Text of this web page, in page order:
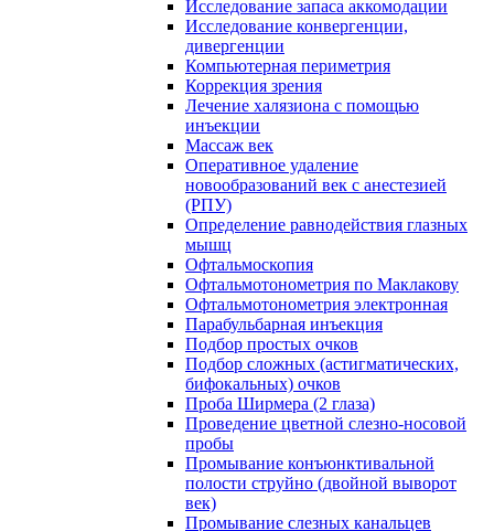
Исследование запаса аккомодации
Исследование конвергенции,
дивергенции
Компьютерная периметрия
Коррекция зрения
Лечение халязиона с помощью
инъекции
Массаж век
Оперативное удаление
новообразований век с анестезией
(РПУ)
Определение равнодействия глазных
мышц
Офтальмоскопия
Офтальмотонометрия по Маклакову
Офтальмотонометрия электронная
Парабульбарная инъекция
Подбор простых очков
Подбор сложных (астигматических,
бифокальных) очков
Проба Ширмера (2 глаза)
Проведение цветной слезно-носовой
пробы
Промывание конъюнктивальной
полости струйно (двойной выворот
век)
Промывание слезных канальцев